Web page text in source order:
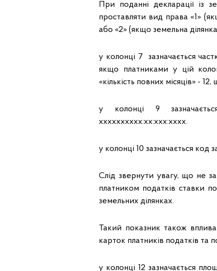
При поданні декларації із
проставляти вид права «1»
або «2» (якщо земельна
у колонці 7 зазначається
якщо платниками у цій
«кількість повних місяців» -
у колонці 9
хххххххххх:хх:ххх:хххх.
у колонці 10 зазначається код
Слід звернути увагу, що не
платником податків ставки
земельних ділянках.
Такий показник також
карток платників податків та
у колонці 12 зазначається